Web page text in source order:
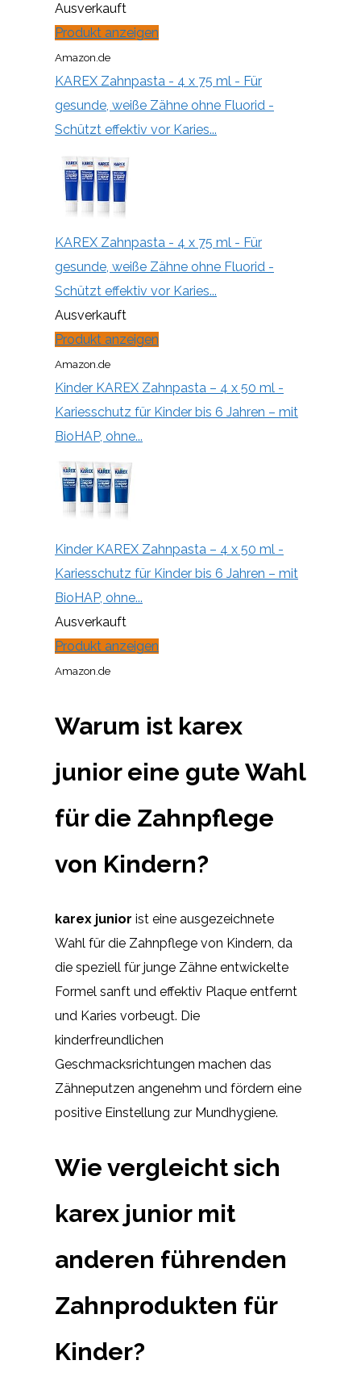
Ausverkauft
Produkt anzeigen
Amazon.de
KAREX Zahnpasta - 4 x 75 ml - Für
gesunde, weiße Zähne ohne Fluorid -
Schützt effektiv vor Karies...
KAREX Zahnpasta - 4 x 75 ml - Für
gesunde, weiße Zähne ohne Fluorid -
Schützt effektiv vor Karies...
Ausverkauft
Produkt anzeigen
Amazon.de
Kinder KAREX Zahnpasta – 4 x 50 ml -
Kariesschutz für Kinder bis 6 Jahren – mit
BioHAP, ohne...
Kinder KAREX Zahnpasta – 4 x 50 ml -
Kariesschutz für Kinder bis 6 Jahren – mit
BioHAP, ohne...
Ausverkauft
Produkt anzeigen
Amazon.de
Warum ist karex
junior eine gute Wahl
für die Zahnpflege
von Kindern?
karex junior ist eine ausgezeichnete
Wahl für die Zahnpflege von Kindern, da
die speziell für junge Zähne entwickelte
Formel sanft und effektiv Plaque entfernt
und Karies vorbeugt. Die
kinderfreundlichen
Geschmacksrichtungen machen das
Zähneputzen angenehm und fördern eine
positive Einstellung zur Mundhygiene.
Wie vergleicht sich
karex junior mit
anderen führenden
Zahnprodukten für
Kinder?